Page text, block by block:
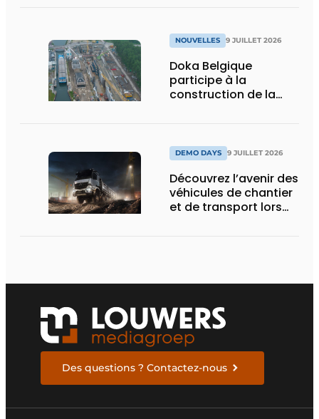
NOUVELLES 9 JUILLET 2026
Doka Belgique
participe à la
construction de la
DEMO DAYS 9 JUILLET 2026
Découvrez l’avenir des
véhicules de chantier
et de transport lors
Des questions ? Contactez-nous